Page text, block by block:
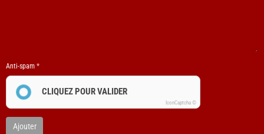
Anti-spam
CLIQUEZ POUR VALIDER
IconCaptcha ©
Ajouter